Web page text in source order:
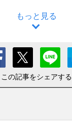
もっと見る
この記事をシェアする